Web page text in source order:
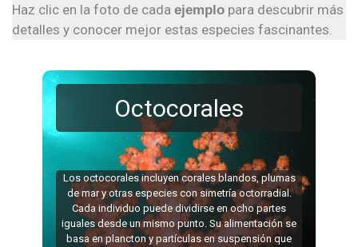
Haz clic en la foto de cada ejemplo para descubrir más
detalles y conocer mejor estas especies fascinantes.
Octocorales
Los octocorales incluyen corales blandos, plumas
de mar y otras especies con simetría octorradial.
Cada individuo puede dividirse en ocho partes
iguales desde un mismo punto. Su alimentación se
basa en plancton y partículas en suspensión que